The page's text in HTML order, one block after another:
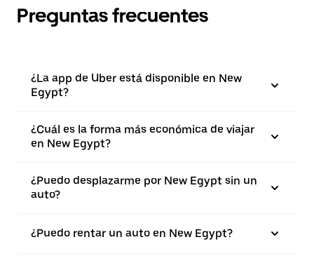
Preguntas frecuentes
¿La app de Uber está disponible en New
Egypt?
¿Cuál es la forma más económica de viajar
en New Egypt?
¿Puedo desplazarme por New Egypt sin un
auto?
¿Puedo rentar un auto en New Egypt?